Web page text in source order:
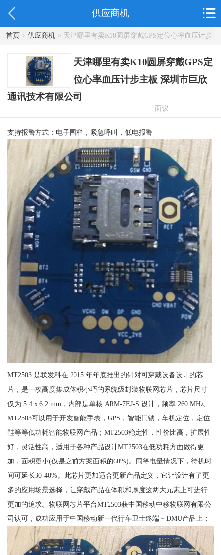
供应商机
首页> 供应商机> 天津哪里有卖K10圆屏穿戴GPS定位心率血压计步
主板 深圳市巨欣通讯技术有限公司
天津哪里有卖K10圆屏穿戴GPS定
位心率血压计步主板 深圳市巨欣
通讯技术有限公司
面议
支持报警方式：电子围栏，紧急呼叫，低电报警
MT2503 是联发科在 2015 年年底推出的针对可穿戴设备设计的芯
片，是一枚高度集成体积小巧的系统级封装物联网芯片，芯片尺寸
仅为 5.4 x 6.2 mm，内部是单核 ARM-7EJ-S 设计，频率 260 MHz;
MT2503可以用于开发智能手表，GPS，智能门锁，车机定位，定位
鞋等等低功耗智能物联网产品；MT2503稳定性，性价比高，扩展性
好，灵活性高，适用于各种产品设计MT2503在低功耗方面做得更
加，面积更小(仅是之前方案面积的60%)。同等电量情况下，待机时
间可延长30-40%。此芯片更加适合更新产品定义，它让设计有了更
多的应用场景选择，让穿戴产品在体积和厚度这两大元素上可进行
更加的追求。物联网芯片平台MT2503获中国移动中移物联网有限公
司认可，成功应用于中国移动新一代行车卫士终端－DMU产品上；